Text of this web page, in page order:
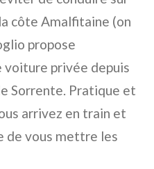
côte Amalfitaine (on
propose
voiture privée depuis
Sorrente. Pratique et
arrivez en train et
de vous mettre les